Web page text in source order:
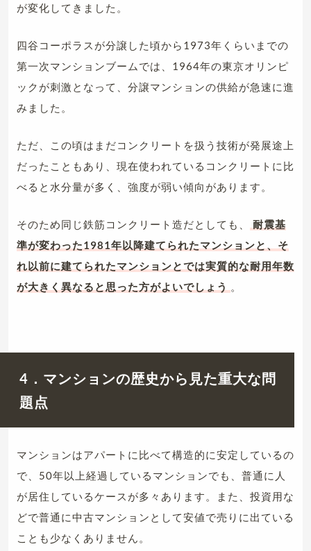
が変化してきました。
四谷コーポラスが分譲した頃から1973年くらいまでの
第一次マンションブームでは、1964年の東京オリンピ
ックが刺激となって、分譲マンションの供給が急速に進
みました。
ただ、この頃はまだコンクリートを扱う技術が発展途上
だったこともあり、現在使われているコンクリートに比
べると水分量が多く、強度が弱い傾向があります。
そのため同じ鉄筋コンクリート造だとしても、
耐震基
準が変わった1981年以降建てられたマンションと、そ
れ以前に建てられたマンションとでは実質的な耐用年数
が大きく異なると思った方がよいでしょう 。
4．マンションの歴史から見た重大な問
題点
マンションはアパートに比べて構造的に安定しているの
で、50年以上経過しているマンションでも、普通に人
が居住しているケースが多々あります。また、投資用な
どで普通に中古マンションとして安値で売りに出ている
ことも少なくありません。